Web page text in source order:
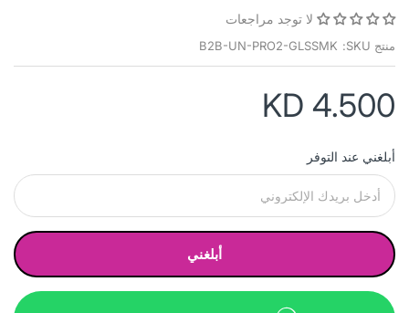
لا توجد مراجعات
منتج SKU: B2B-UN-PRO2-GLSSMK
KD 4.500
أبلغني عند التوفر
أبلغني